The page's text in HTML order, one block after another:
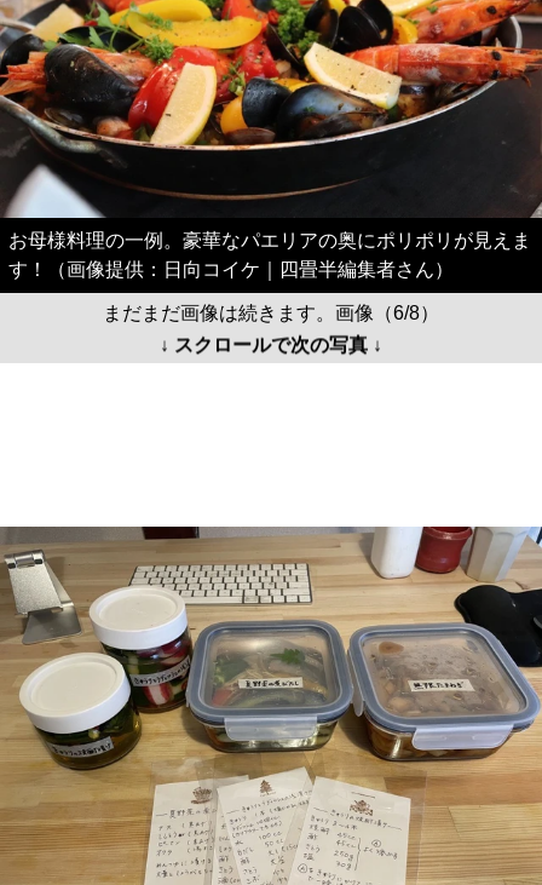
お母様料理の一例。豪華なパエリアの奥にポリポリが見えま
す！（画像提供：日向コイケ｜四畳半編集者さん）
まだまだ画像は続きます。画像（6/8）
↓ スクロールで次の写真 ↓